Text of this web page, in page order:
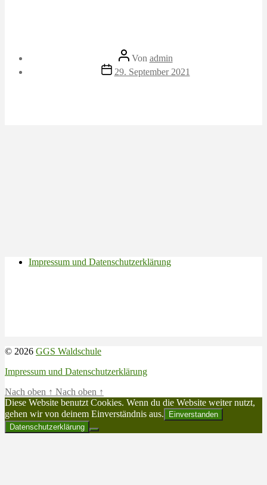
Beitragsautor
Von admin
Veröffentlichungsdatum
29. September 2021
Impressum und Datenschutzerklärung
© 2026 GGS Waldschule
Impressum und Datenschutzerklärung
Nach oben ↑ Nach oben ↑
Diese Website benutzt Cookies. Wenn du die Website weiter nutzt,
gehen wir von deinem Einverständnis aus.
Einverstanden
Datenschutzerklärung